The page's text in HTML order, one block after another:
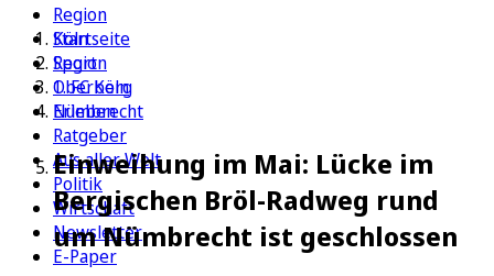
Region
Köln
Sport
1. FC Köln
Erleben
Ratgeber
Aus aller Welt
Politik
Wirtschaft
Newsletter
E-Paper
Startseite
Region
Oberberg
Nümbrecht
Einweihung im Mai: Lücke im
Bergischen Bröl-Radweg rund
um Nümbrecht ist geschlossen